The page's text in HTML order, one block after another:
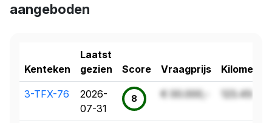
aangeboden
Kenteken
Laatst
gezien
Score Vraagprijs
3-TFX-76
2026-
07-31
8 € 00.000,- 123.456 km